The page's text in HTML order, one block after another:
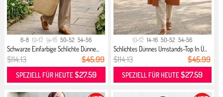
6-8 10-12 14-16 50-52 54-56
Schwarze Einfarbige Schlichte Dünne...
$114.13 $45.99
SPEZIELL FÜR HEUTE$27.59
10-12 14-16 50-52 54-56
Schlichtes Dünnes Umstands-Top In Ü...
$114.13 $45.99
SPEZIELL FÜR HEUTE$27.59